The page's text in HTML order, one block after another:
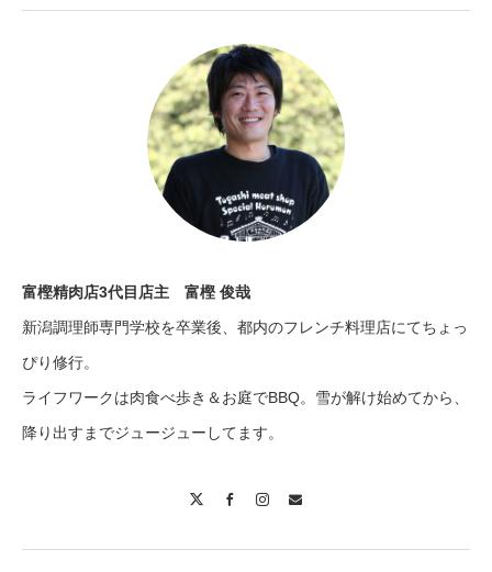
富樫精肉店3代目店主 富樫 俊哉
新潟調理師専門学校を卒業後、都内のフレンチ料理店にてちょっ
ぴり修行。
ライフワークは肉食べ歩き＆お庭でBBQ。雪が解け始めてから、
降り出すまでジュージューしてます。